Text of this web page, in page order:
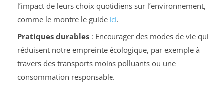
l’impact de leurs choix quotidiens sur l’environnement,
comme le montre le guide ici.
Pratiques durables: Encourager des modes de vie qui
réduisent notre empreinte écologique, par exemple à
travers des transports moins polluants ou une
consommation responsable.